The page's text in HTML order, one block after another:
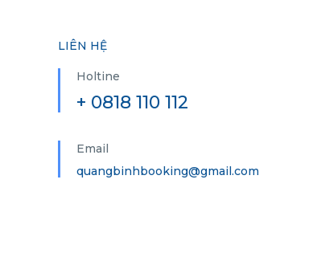
LIÊN HỆ
Holtine
+ 0818 110 112
Email
quangbinhbooking@gmail.com